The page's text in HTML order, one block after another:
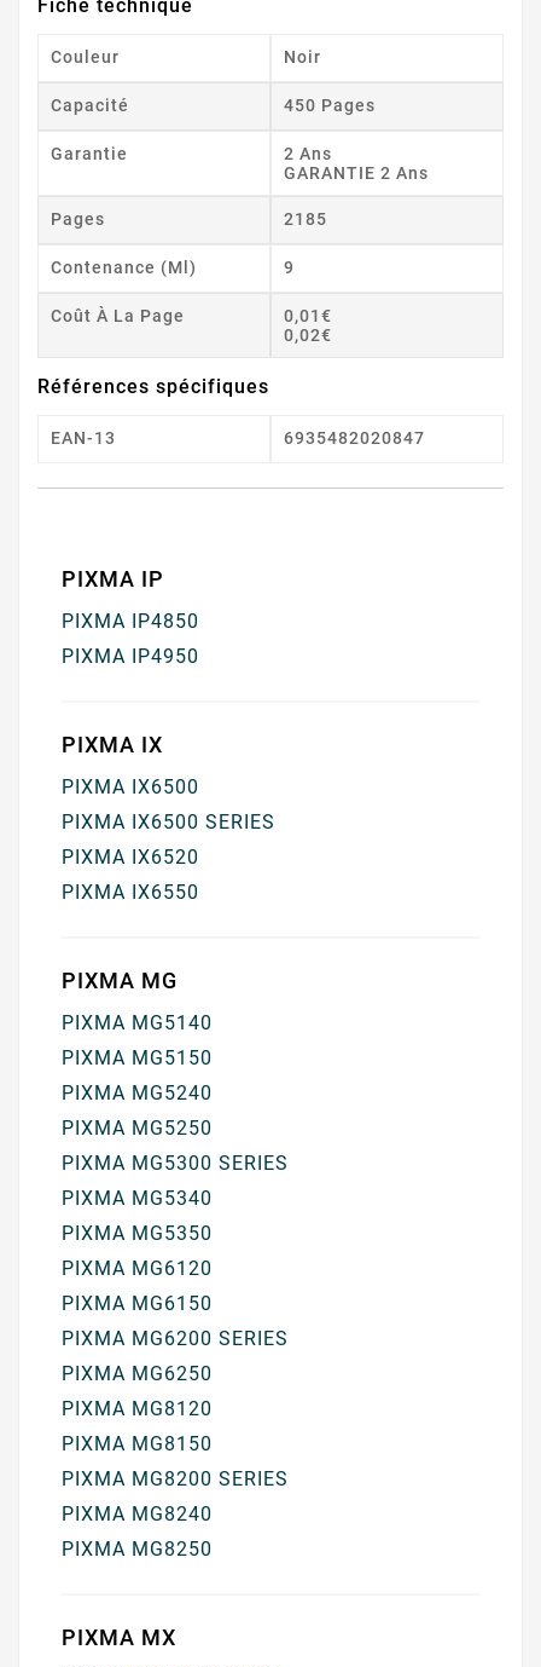
Fiche technique
Couleur Noir
Capacité 450 Pages
Garantie
2 Ans
GARANTIE 2 Ans
Pages 2185
Contenance (ml) 9
Coût À La Page
0,01€
0,02€
Références spécifiques
EAN-13 6935482020847
PIXMA IP
PIXMA IP4850
PIXMA IP4950
PIXMA IX
PIXMA IX6500
PIXMA IX6500 SERIES
PIXMA IX6520
PIXMA IX6550
PIXMA MG
PIXMA MG5140
PIXMA MG5150
PIXMA MG5240
PIXMA MG5250
PIXMA MG5300 SERIES
PIXMA MG5340
PIXMA MG5350
PIXMA MG6120
PIXMA MG6150
PIXMA MG6200 SERIES
PIXMA MG6250
PIXMA MG8120
PIXMA MG8150
PIXMA MG8200 SERIES
PIXMA MG8240
PIXMA MG8250
PIXMA MX